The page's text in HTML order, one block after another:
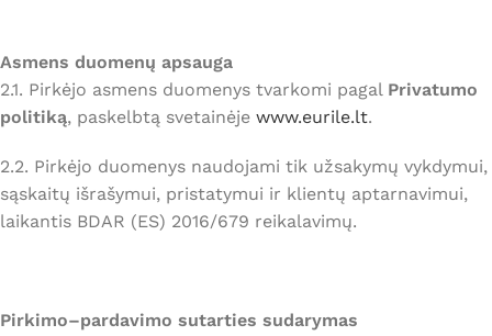
Asmens duomenų apsauga
2.1. Pirkėjo asmens duomenys tvarkomi pagal Privatumo
politiką, paskelbtą svetainėje www.eurile.lt.
2.2. Pirkėjo duomenys naudojami tik užsakymų vykdymui,
sąskaitų išrašymui, pristatymui ir klientų aptarnavimui,
laikantis BDAR (ES) 2016/679 reikalavimų.
Pirkimo–pardavimo sutarties sudarymas